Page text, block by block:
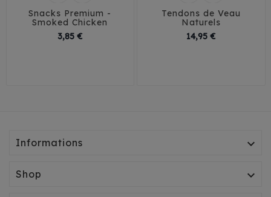
Snacks Premium -
Smoked Chicken
3,85 €Prix
Tendons de Veau
Naturels
14,95 €Prix
Informations 
Shop 